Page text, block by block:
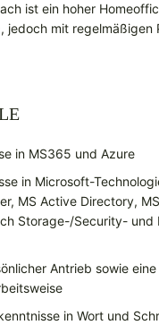
ist ein hoher
jedoch mit regelmäßigen
in MS365 und Azure
in Microsoft-
MS Active Directory,
Storage-/Security- und
Antrieb sowie
in Wort und